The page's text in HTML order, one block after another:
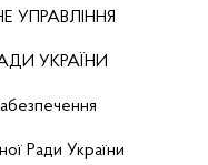
УПРАВЛІННЯ
УКРАЇНИ
Ради України